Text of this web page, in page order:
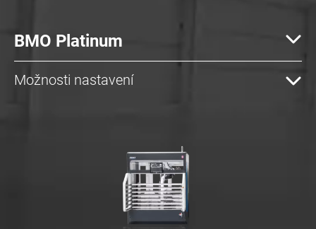
BMO Platinum
Možnosti nastavení